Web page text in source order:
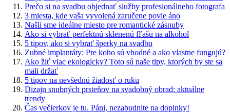
Prečo si na svadbu objednať služby profesionálneho fotografa
3 miesta, kde vaša vyvolená zaručene povie áno
Našli sme ideálne miesto pre romantické zásnuby
Ako si vybrať perfektnú sklenenú fľašu na alkohol
5 tipov, ako si vybrať šperky na svadbu
Zubné implantáty: Pre koho sú vhodné a ako vlastne fungujú?
Ako žiť viac ekologicky? Toto sú naše tipy, ktorých by ste sa
mali držať
5 tipov na nevšednú žiadosť o ruku
Dizajn snubných prsteňov na svadobný obrad: aktuálne
trendy
Čas večierkov je tu. Páni, nezabudnite na doplnky!